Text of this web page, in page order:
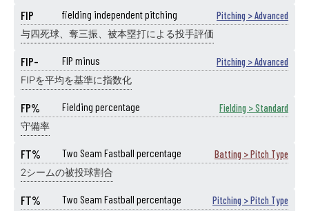
FIP fielding independent pitching Pitching > Advanced
与四死球、奪三振、被本塁打による投手評価
FIP- FIP minus Pitching > Advanced
FIPを平均を基準に指数化
FP% Fielding percentage Fielding > Standard
守備率
FT% Two Seam Fastball percentage Batting > Pitch Type
2シームの被投球割合
FT% Two Seam Fastball percentage Pitching > Pitch Type